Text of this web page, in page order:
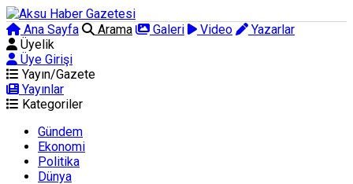
Ana Sayfa Arama Galeri Video
Yazarlar
Üyelik
Üye Girişi
Yayın/Gazete
Yayınlar
Kategoriler
Gündem
Ekonomi
Politika
Dünya